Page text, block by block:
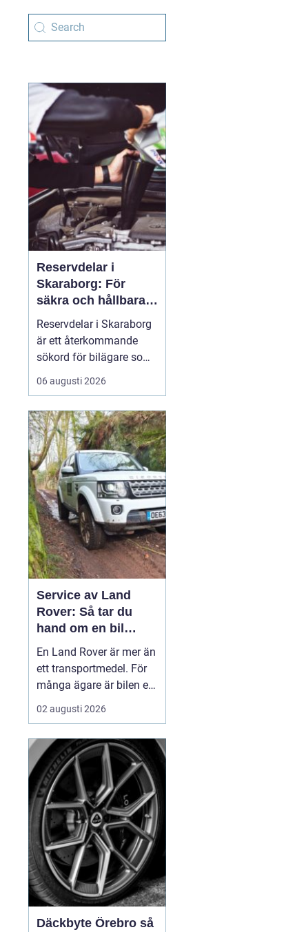
Reservdelar i
Skaraborg: För
säkra och hållbara
bilar
Reservdelar i Skaraborg
är ett återkommande
sökord för bilägare som
vill hålla bilen i gott
skick utan att betala
regionen vänder sig till
lokala specialister som
bvs.nu när...
06 augusti 2026
Service av Land
Rover: Så tar du
hand om en bil
byggd för tuffa
uppdrag
En Land Rover är mer än
ett transportmedel. För
många ägare är bilen ett
arbetsredskap, ett
fritidsprojekt och en del
spelar service en
avgörande roll. Rätt
skött kan...
02 augusti 2026
Däckbyte Örebro så